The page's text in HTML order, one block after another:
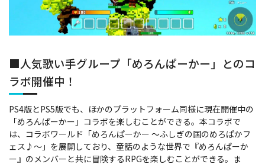
■人気歌い手グループ「めろんぱーかー」とのコ
ラボ開催中！
PS4版とPS5版でも、ほかのプラットフォーム同様に現在開催中の
「めろんぱーかー」コラボを楽しむことができる。本コラボで
は、コラボワールド「めろんぱーかー ～ふしぎの国のめろぱかフ
ェス♪～」を展開しており、童話のような世界で『めろんぱーか
ー』のメンバーと共に冒険するRPGを楽しむことができる。ま